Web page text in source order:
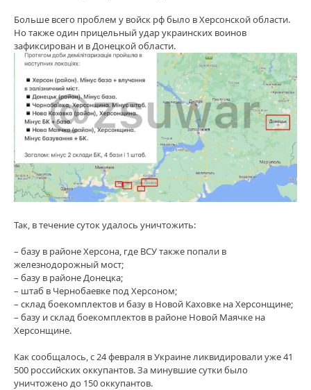
Больше всего проблем у войск рф было в Херсонской области.
Но также один прицельный удар украинских воинов
зафиксирован и в Донецкой области.
Так, в течение суток удалось уничтожить:
– базу в районе Херсона, где ВСУ также попали в
железнодорожный мост;
– базу в районе Донецка;
– штаб в Чернобаевке под Херсоном;
– склад боекомплектов и базу в Новой Каховке на Херсонщине;
– базу и склад боекомплектов в районе Новой Маячке на
Херсонщине.
Как сообщалось, с 24 февраля в Украине ликвидировали уже 41
500 российских оккупантов. За минувшие сутки было
уничтожено до 150 оккупантов.